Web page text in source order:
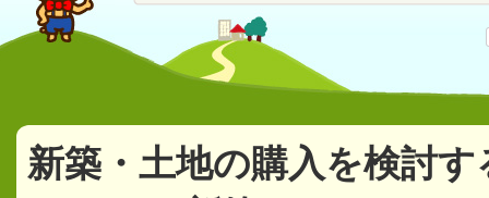
新築・土地の購入を検討